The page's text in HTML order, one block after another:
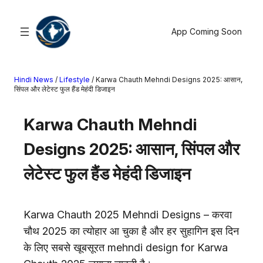
खोजें
मनोरंजन
राज्य
आस्था
करियर
अंतरराष्ट्रीय
राशिफल
App Coming Soon
Hindi News / Lifestyle / Karwa Chauth Mehndi Designs 2025: आसान,
सिंपल और लेटेस्ट फुल हैंड मेहंदी डिजाइन
Karwa Chauth Mehndi
Designs 2025: आसान, सिंपल और
लेटेस्ट फुल हैंड मेहंदी डिजाइन
Karwa Chauth 2025 Mehndi Designs – करवा
चौथ 2025 का त्योहार आ चुका है और हर सुहागिन इस दिन
के लिए सबसे खूबसूरत mehndi design for Karwa